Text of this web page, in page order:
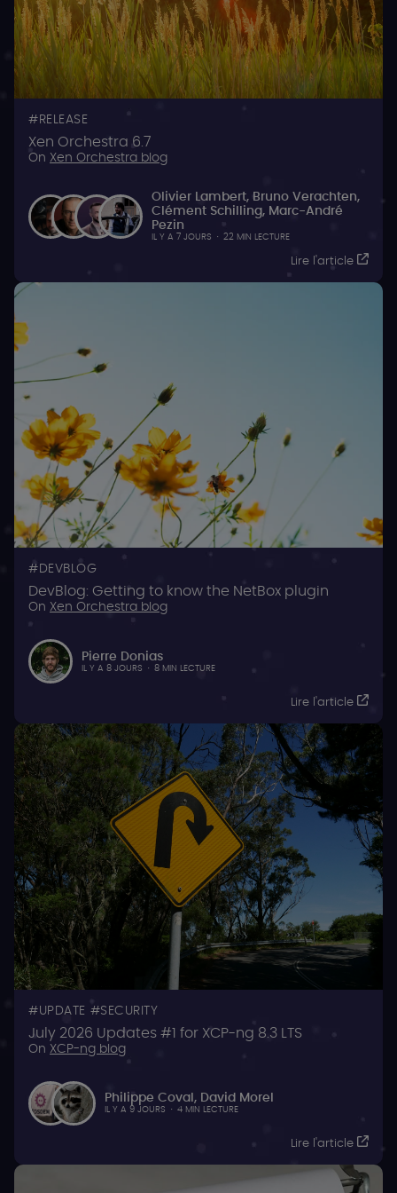
RELEASE
Xen Orchestra 6.7
On Xen Orchestra blog
Olivier Lambert, Bruno Verachten,
Clément Schilling, Marc-André
Pezin
IL Y A 7 JOURS · 22 MIN LECTURE
Lire l'article
DEVBLOG
DevBlog: Getting to know the NetBox plugin
On Xen Orchestra blog
Pierre Donias
IL Y A 8 JOURS · 8 MIN LECTURE
Lire l'article
UPDATE SECURITY
July 2026 Updates #1 for XCP-ng 8.3 LTS
On XCP-ng blog
Philippe Coval, David Morel
IL Y A 9 JOURS · 4 MIN LECTURE
Lire l'article